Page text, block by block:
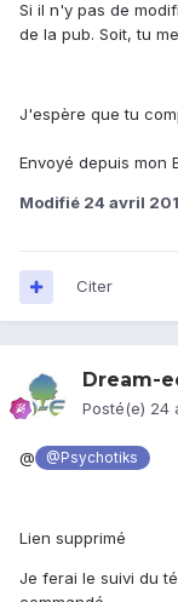
Si il n'y pas de
de la pub. Soit, tu
J'espère que tu
Envoyé depuis mon
Modifié 24 avril
Citer
Dream-
Posté(e) 24
@ @Psychotiks
Lien supprimé
Je ferai le suivi du